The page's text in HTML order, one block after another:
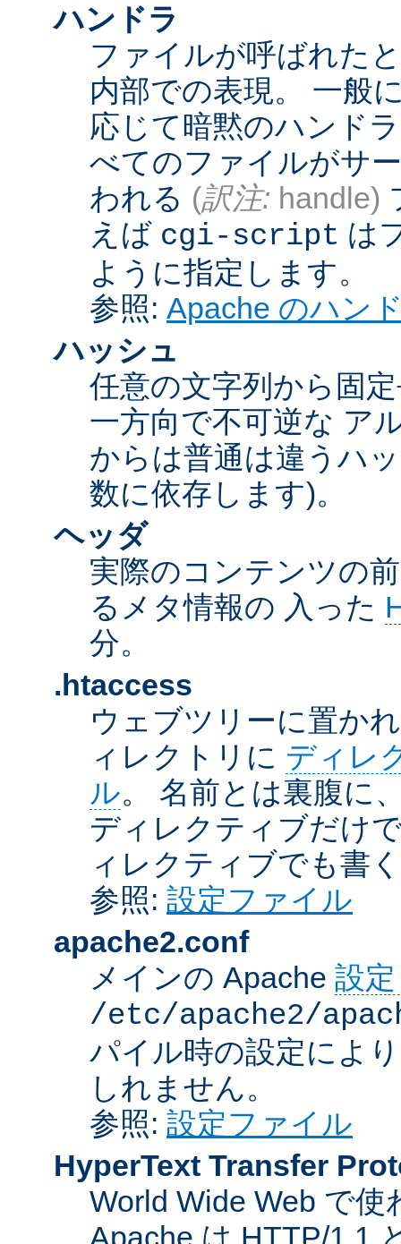
ハンドラ
ファイルが呼ばれた
内部での表現。 一般
応じて暗黙のハンド
べてのファイルがサ
われる (訳注: handle)
えば cgi-script は
ように指定します。
参照: Apache のハン
ハッシュ
任意の文字列から固
一方向で不可逆な ア
からは普通は違うハ
数に依存します)。
ヘッダ
実際のコンテンツの
るメタ情報の 入った
分。
.htaccess
ウェブツリーに置か
ィレクトリに ディレ
ル。 名前とは裏腹に
ディレクティブだけ
ィレクティブでも書
参照: 設定ファイル
apache2.conf
メインの Apache 設
/etc/apache2/
パイル時の設定によ
しれません。
参照: 設定ファイル
HyperText Transfer
World Wide Web で
Apache は HTTP/1.1